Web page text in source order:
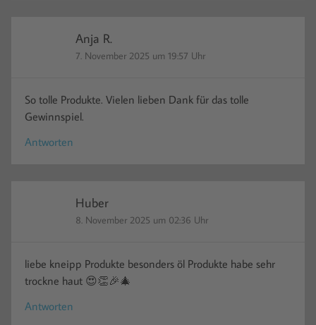
Anja R.
7. November 2025 um 19:57 Uhr
So tolle Produkte. Vielen lieben Dank für das tolle
Gewinnspiel.
Antworten
Huber
8. November 2025 um 02:36 Uhr
liebe kneipp Produkte besonders öl Produkte habe sehr
trockne haut 😍👏🎉🎄
Antworten